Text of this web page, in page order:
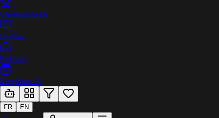
Classements IA
Le Mag
Podcasts
KingShop IA
FR EN